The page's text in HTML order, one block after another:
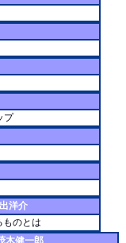
プ
洋介
のとは
木健一郎